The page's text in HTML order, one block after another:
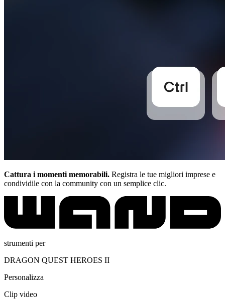
Cattura i momenti memorabili. Registra le tue migliori imprese e
condividile con la community con un semplice clic.
strumenti per
DRAGON QUEST HEROES II
Personalizza
Clip video